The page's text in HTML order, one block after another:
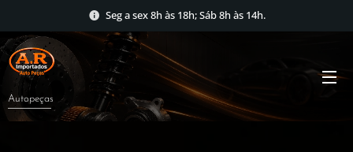
Seg a sex 8h às 18h; Sáb 8h às 14h.
Autopeças